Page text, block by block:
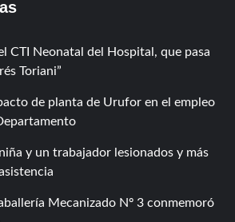
CTI Neonatal del Hospital, que pasa
Toriani”
de planta de Urufor en el empleo
y un trabajador lesionados y más
Mecanizado Nº 3 conmemoró